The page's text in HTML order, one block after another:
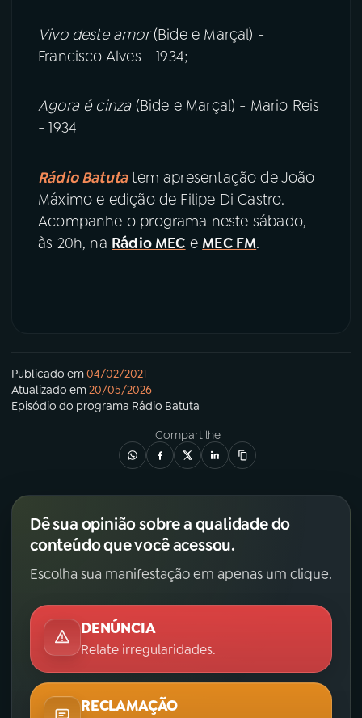
Vivo deste amor(Bide e Marçal) -
Francisco Alves - 1934;
Agora é cinza(Bide e Marçal) - Mario Reis
- 1934
Rádio Batutatem apresentação de João
Máximo e edição de Filipe Di Castro.
Acompanhe o programa neste sábado,
às 20h, na Rádio MEC e MEC FM.
Publicado em04/02/2021
Atualizado em20/05/2026
Episódio do programa Rádio Batuta
Compartilhe
Dê sua opinião sobre a qualidade do
conteúdo que você acessou.
Escolha sua manifestação em apenas um clique.
DENÚNCIA
Relate irregularidades.
RECLAMAÇÃO